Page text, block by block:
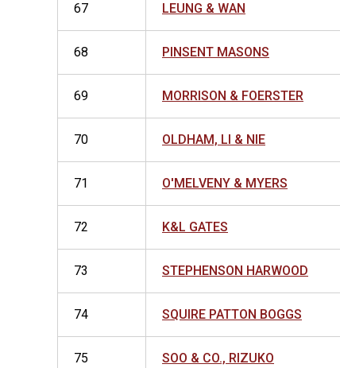
67 LEUNG & WAN
68 PINSENT MASONS
69 MORRISON & FOERSTER
70 OLDHAM, LI & NIE
71 O'MELVENY & MYERS
72 K&L GATES
73 STEPHENSON HARWOOD
74 SQUIRE PATTON BOGGS
75 SOO & CO., RIZUKO